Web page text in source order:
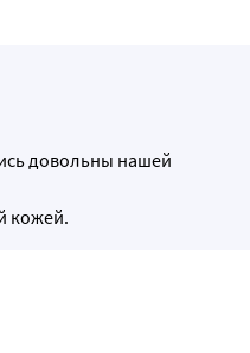
довольны нашей
кожей.